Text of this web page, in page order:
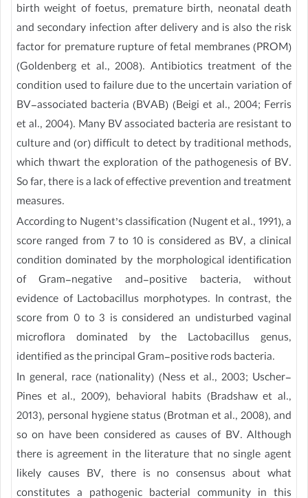
birth weight of foetus, premature birth, neonatal death
and secondary infection after delivery and is also the risk
factor for premature rupture of fetal membranes (PROM)
(Goldenberg et al., 2008). Antibiotics treatment of the
condition used to failure due to the uncertain variation of
BV-associated bacteria (BVAB) (Beigi et al., 2004; Ferris
et al., 2004). Many BV associated bacteria are resistant to
culture and (or) difficult to detect by traditional methods,
which thwart the exploration of the pathogenesis of BV.
So far, there is a lack of effective prevention and treatment
measures.
According to Nugent’s classification (Nugent et al., 1991), a
score ranged from 7 to 10 is considered as BV, a clinical
condition dominated by the morphological identification
of Gram-negative and-positive bacteria, without
evidence of Lactobacillus morphotypes. In contrast, the
score from 0 to 3 is considered an undisturbed vaginal
microflora dominated by the Lactobacillus genus,
identified as the principal Gram-positive rods bacteria.
In general, race (nationality) (Ness et al., 2003; Uscher-
Pines et al., 2009), behavioral habits (Bradshaw et al.,
2013), personal hygiene status (Brotman et al., 2008), and
so on have been considered as causes of BV. Although
there is agreement in the literature that no single agent
likely causes BV, there is no consensus about what
constitutes a pathogenic bacterial community in this